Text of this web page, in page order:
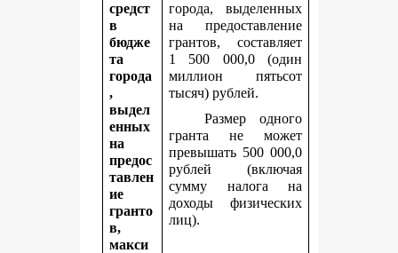
средст
в
бюдже
та
города
,
выдел
енных
на
предос
тавлен
ие
гранто
в,
макси
города, выделенных
на предоставление
грантов, составляет
1 500 000,0 (один
миллион пятьсот
тысяч) рублей.
Размер одного
гранта не может
превышать 500 000,0
рублей (включая
сумму налога на
доходы физических
лиц).